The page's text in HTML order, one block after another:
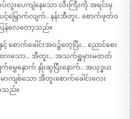
လူးပေကျံနေသော လီးကြီးကို အရင်းမှ
င့်မြှောက်လျက်.. နန်းအီတူး.. စောက်ဖုတ်ဝ
ြန်လေတော့သည်။
စောက်ခေါင်းအဝ၌တေ့ပြီး… ညောင်စေး
ထားသော… အီတူး… အသက်ရှူမှားမတတ်
မွှေနှောက် နှိုးဆွပြီးနောက်.. အယုဒ္ဓယ
မာကျစ်သော အီတူးစောက်ခေါင်းလေး
သည်။